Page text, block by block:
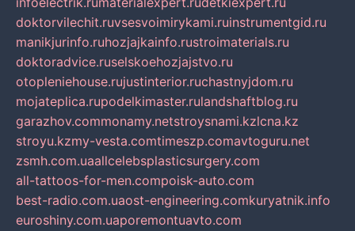
doktorvilechit.ruvsesvoimirykami.ruinstrumentgid.ru
manikjurinfo.ruhozjajkainfo.rustroimaterials.ru
doktoradvice.ruselskoehozjajstvo.ru
otopleniehouse.rujustinterior.ruchastnyjdom.ru
mojateplica.rupodelkimaster.rulandshaftblog.ru
garazhov.commonamy.netstroysnami.kzlcna.kz
stroyu.kzmy-vesta.comtimeszp.comavtoguru.net
zsmh.com.uaallcelebsplasticsurgery.com
all-tattoos-for-men.compoisk-auto.com
best-radio.com.uaost-engineering.comkuryatnik.info
euroshiny.com.uaporemontuavto.com